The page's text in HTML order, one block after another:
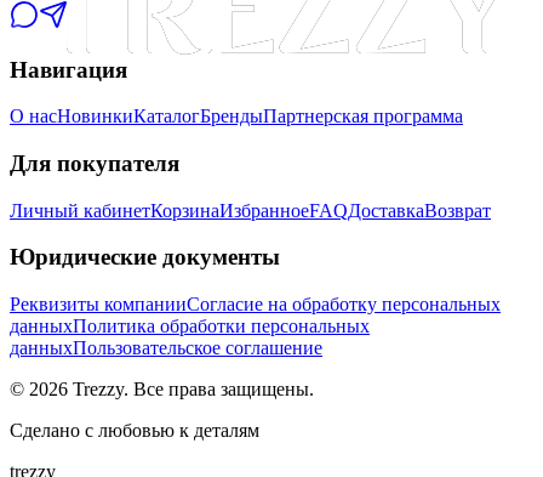
Навигация
О насНовинкиКаталогБрендыПартнерская программа
Для покупателя
Личный кабинетКорзинаИзбранноеFAQДоставкаВозврат
Юридические документы
Реквизиты компанииСогласие на обработку персональных
данныхПолитика обработки персональных
данныхПользовательское соглашение
© 2026 Trezzy. Все права защищены.
Сделано с любовью к деталям
trezzy